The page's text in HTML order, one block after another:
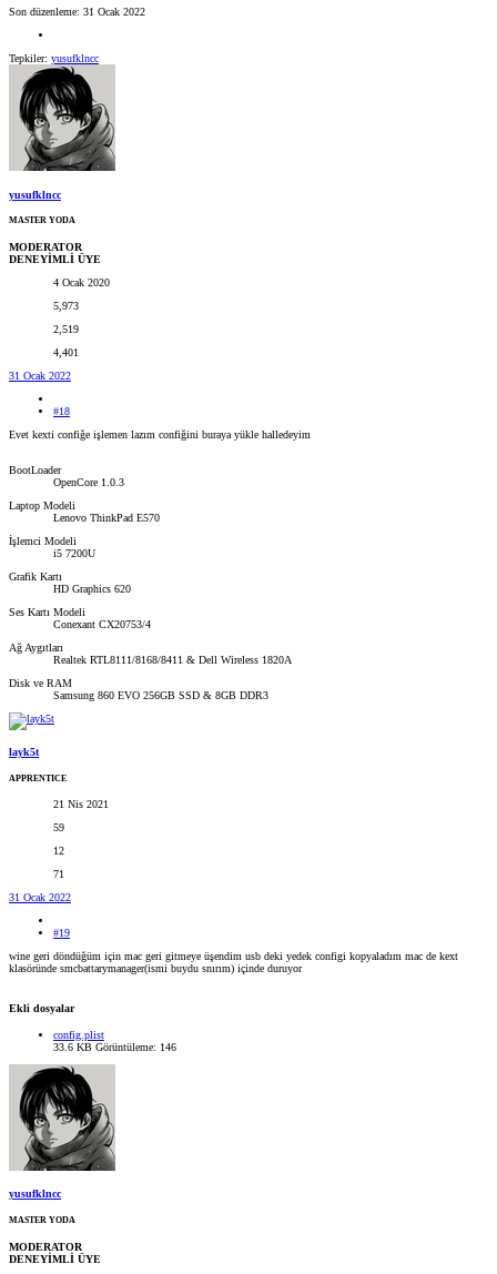
Son düzenleme: 31 Ocak 2022
Tepkiler: yusufklncc
yusufklncc
MASTER YODA
MODERATOR
DENEYİMLİ ÜYE
4 Ocak 2020
5,973
2,519
4,401
31 Ocak 2022
#18
Evet kexti confiğe işlemen lazım confiğini buraya yükle halledeyim
BootLoader
OpenCore 1.0.3
Laptop Modeli
Lenovo ThinkPad E570
İşlemci Modeli
i5 7200U
Grafik Kartı
HD Graphics 620
Ses Kartı Modeli
Conexant CX20753/4
Ağ Aygıtları
Realtek RTL8111/8168/8411 & Dell Wireless 1820A
Disk ve RAM
Samsung 860 EVO 256GB SSD & 8GB DDR3
layk5t
APPRENTICE
21 Nis 2021
59
12
71
31 Ocak 2022
#19
wine geri döndüğüm için mac geri gitmeye üşendim usb deki yedek configi kopyaladım mac de kext
klasöründe smcbattarymanager(ismi buydu snırım) içinde duruyor
Ekli dosyalar
config.plist
33.6 KB Görüntüleme: 146
yusufklncc
MASTER YODA
MODERATOR
DENEYİMLİ ÜYE